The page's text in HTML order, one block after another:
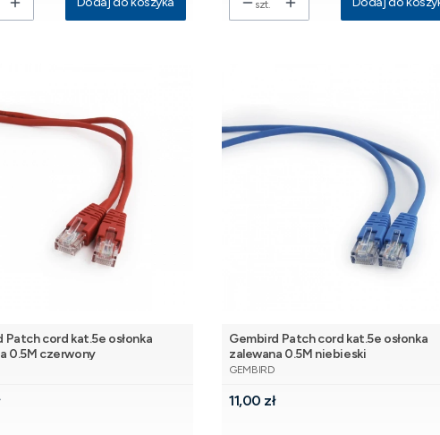
szt.
Patch cord kat.5e osłonka
0.5M czerwony
Gembird Patch cord kat.5e osłonka
zalewana 0.5M niebieski
PRODUCENT
GEMBIRD
Cena
11,00 zł